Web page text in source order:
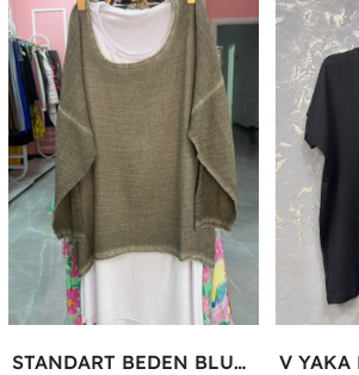
STANDART BEDEN BLUZ Yeşil